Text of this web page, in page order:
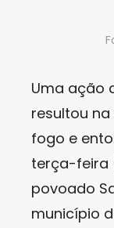
Uma ação
resultou
fogo e
terça-feira
povoado
município